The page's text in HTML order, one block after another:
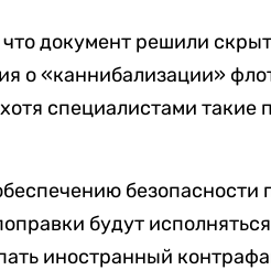
документ решили
о «каннибализации»
специалистами такие
безопасности
будут
иностранный